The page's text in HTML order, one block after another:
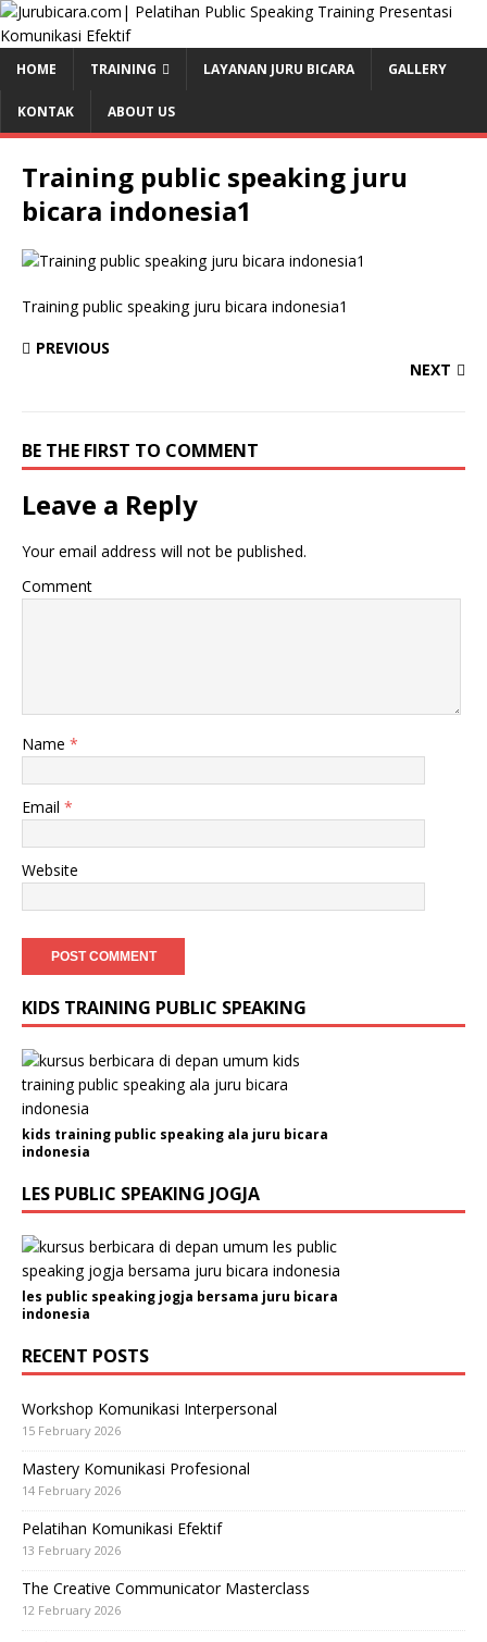
HOME TRAINING LAYANAN JURU BICARA GALLERY
KONTAK ABOUT US
Training public speaking juru
bicara indonesia1
Training public speaking juru bicara indonesia1
PREVIOUS
NEXT
BE THE FIRST TO COMMENT
Leave a Reply
Your email address will not be published.
Comment
Name *
Email *
Website
KIDS TRAINING PUBLIC SPEAKING
kids training public speaking ala juru bicara
indonesia
LES PUBLIC SPEAKING JOGJA
les public speaking jogja bersama juru bicara
indonesia
RECENT POSTS
Workshop Komunikasi Interpersonal
15 February 2026
Mastery Komunikasi Profesional
14 February 2026
Pelatihan Komunikasi Efektif
13 February 2026
The Creative Communicator Masterclass
12 February 2026